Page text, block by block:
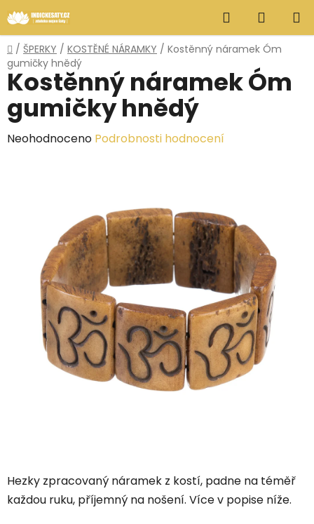
na
obsah
Hledat
KOŠÍK
Domů
/ ŠPERKY / KOSTĚNÉ NÁRAMKY / Kostěnný náramek Óm
gumičky hnědý
Hezky zpracovaný náramek z kostí, padne na téměř
každou ruku, příjemný na nošení. Více v popise níže.
Kostěnný náramek Óm
gumičky hnědý
Průměrné
hvězdiček.
Neohodnoceno Podrobnosti hodnocení